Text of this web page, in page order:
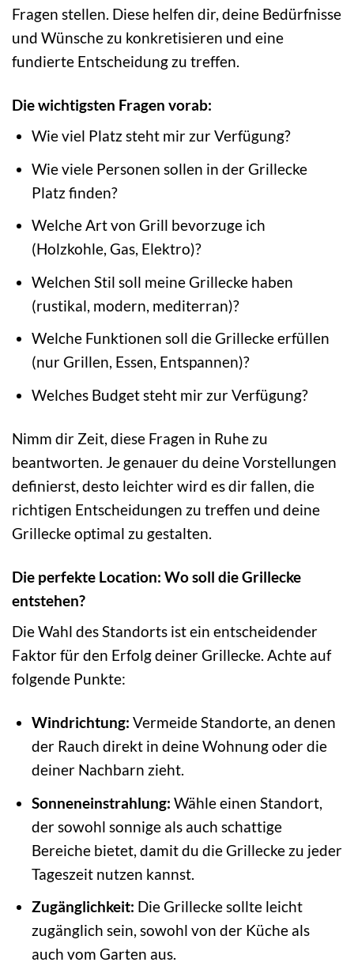
Fragen stellen. Diese helfen dir, deine Bedürfnisse
und Wünsche zu konkretisieren und eine
fundierte Entscheidung zu treffen.
Die wichtigsten Fragen vorab:
Wie viel Platz steht mir zur Verfügung?
Wie viele Personen sollen in der Grillecke
Platz finden?
Welche Art von Grill bevorzuge ich
(Holzkohle, Gas, Elektro)?
Welchen Stil soll meine Grillecke haben
(rustikal, modern, mediterran)?
Welche Funktionen soll die Grillecke erfüllen
(nur Grillen, Essen, Entspannen)?
Welches Budget steht mir zur Verfügung?
Nimm dir Zeit, diese Fragen in Ruhe zu
beantworten. Je genauer du deine Vorstellungen
definierst, desto leichter wird es dir fallen, die
richtigen Entscheidungen zu treffen und deine
Grillecke optimal zu gestalten.
Die perfekte Location: Wo soll die Grillecke
entstehen?
Die Wahl des Standorts ist ein entscheidender
Faktor für den Erfolg deiner Grillecke. Achte auf
folgende Punkte:
Windrichtung: Vermeide Standorte, an denen
der Rauch direkt in deine Wohnung oder die
deiner Nachbarn zieht.
Sonneneinstrahlung: Wähle einen Standort,
der sowohl sonnige als auch schattige
Bereiche bietet, damit du die Grillecke zu jeder
Tageszeit nutzen kannst.
Zugänglichkeit: Die Grillecke sollte leicht
zugänglich sein, sowohl von der Küche als
auch vom Garten aus.